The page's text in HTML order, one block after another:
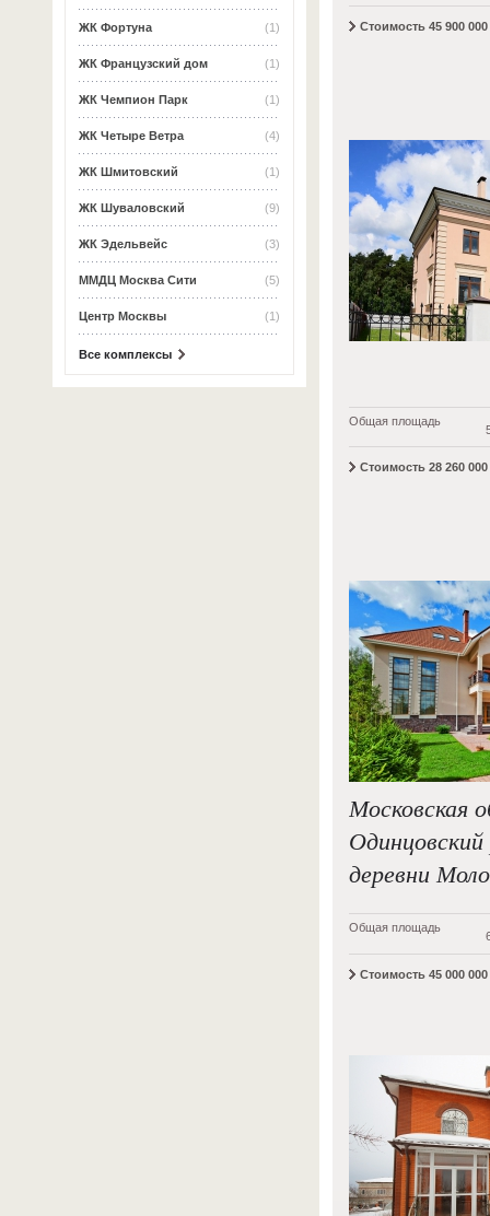
(1)
ЖК Фортуна
(1)
ЖК Французский дом
(1)
ЖК Чемпион Парк
(4)
ЖК Четыре Ветра
(1)
ЖК Шмитовский
(9)
ЖК Шуваловский
(3)
ЖК Эдельвейс
(5)
ММДЦ Москва Сити
(1)
Центр Москвы
Все комплексы
Стоимость 45 900
Общая площадь
Стоимость 28 260
Московская
Одинцовский
деревни
Общая площадь
Стоимость 45 000